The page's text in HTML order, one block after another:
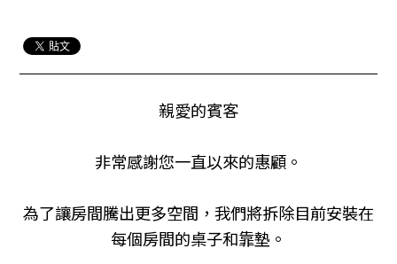
親愛的賓客
非常感謝您一直以來的惠顧。
為了讓房間騰出更多空間，我們將拆除目前安裝在
每個房間的桌子和靠墊。